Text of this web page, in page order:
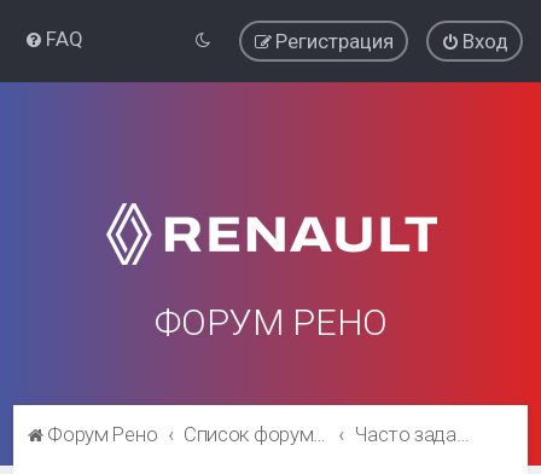
FAQ Вход
Регистрация
ФОРУМ РЕНО
Форум Рено Список форумов Часто задаваемые вопросы